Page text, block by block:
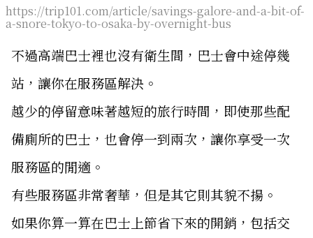
https://trip101.com/article/savings-galore-and-a-bit-of-
a-snore-tokyo-to-osaka-by-overnight-bus
不過高端巴士裡也沒有衛生間，巴士會中途停幾
站，讓你在服務區解決。
越少的停留意味著越短的旅行時間，即使那些配
備廁所的巴士，也會停一到兩次，讓你享受一次
服務區的閒適。
有些服務區非常奢華，但是其它則其貌不揚。
如果你算一算在巴士上節省下來的開銷，包括交